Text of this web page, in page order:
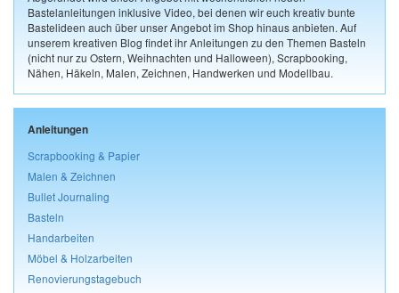
Bastelanleitungen inklusive Video, bei denen wir euch kreativ bunte
Bastelideen auch über unser Angebot im Shop hinaus anbieten. Auf
unserem kreativen Blog findet ihr Anleitungen zu den Themen Basteln
(nicht nur zu Ostern, Weihnachten und Halloween), Scrapbooking,
Nähen, Häkeln, Malen, Zeichnen, Handwerken und Modellbau.
Anleitungen
Scrapbooking & Papier
Malen & Zeichnen
Bullet Journaling
Basteln
Handarbeiten
Möbel & Holzarbeiten
Renovierungstagebuch